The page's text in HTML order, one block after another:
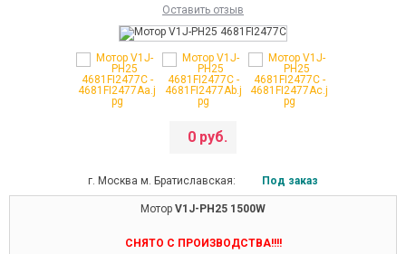
Оставить отзыв
0 руб.
г. Москва м. Братиславская: Под заказ
Мотор V1J-PH25 1500W
СНЯТО С ПРОИЗВОДСТВА!!!!